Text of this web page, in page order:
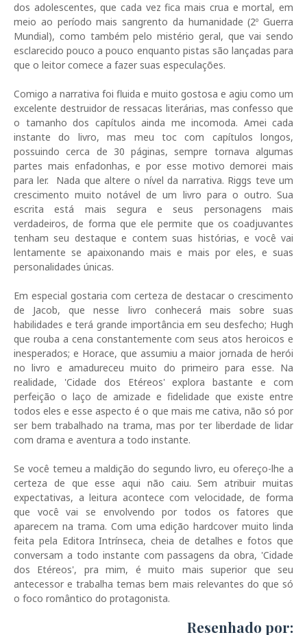
dos adolescentes, que cada vez fica mais crua e mortal, em
meio ao período mais sangrento da humanidade (2º Guerra
Mundial), como também pelo mistério geral, que vai sendo
esclarecido pouco a pouco enquanto pistas são lançadas para
que o leitor comece a fazer suas especulações.
Comigo a narrativa foi fluida e muito gostosa e agiu como um
excelente destruidor de ressacas literárias, mas confesso que
o tamanho dos capítulos ainda me incomoda. Amei cada
instante do livro, mas meu toc com capítulos longos,
possuindo cerca de 30 páginas, sempre tornava algumas
partes mais enfadonhas, e por esse motivo demorei mais
para ler. Nada que altere o nível da narrativa. Riggs teve um
crescimento muito notável de um livro para o outro. Sua
escrita está mais segura e seus personagens mais
verdadeiros, de forma que ele permite que os coadjuvantes
tenham seu destaque e contem suas histórias, e você vai
lentamente se apaixonando mais e mais por eles, e suas
personalidades únicas.
Em especial gostaria com certeza de destacar o crescimento
de Jacob, que nesse livro conhecerá mais sobre suas
habilidades e terá grande importância em seu desfecho; Hugh
que rouba a cena constantemente com seus atos heroicos e
inesperados; e Horace, que assumiu a maior jornada de herói
no livro e amadureceu muito do primeiro para esse. Na
realidade, 'Cidade dos Etéreos' explora bastante e com
perfeição o laço de amizade e fidelidade que existe entre
todos eles e esse aspecto é o que mais me cativa, não só por
ser bem trabalhado na trama, mas por ter liberdade de lidar
com drama e aventura a todo instante.
Se você temeu a maldição do segundo livro, eu ofereço-lhe a
certeza de que esse aqui não caiu. Sem atribuir muitas
expectativas, a leitura acontece com velocidade, de forma
que você vai se envolvendo por todos os fatores que
aparecem na trama. Com uma edição hardcover muito linda
feita pela Editora Intrínseca, cheia de detalhes e fotos que
conversam a todo instante com passagens da obra, 'Cidade
dos Etéreos', pra mim, é muito mais superior que seu
antecessor e trabalha temas bem mais relevantes do que só
o foco romântico do protagonista.
Resenhado por: